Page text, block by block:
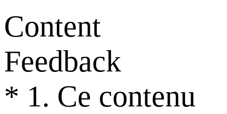
Content
Feedback
* 1. Ce contenu